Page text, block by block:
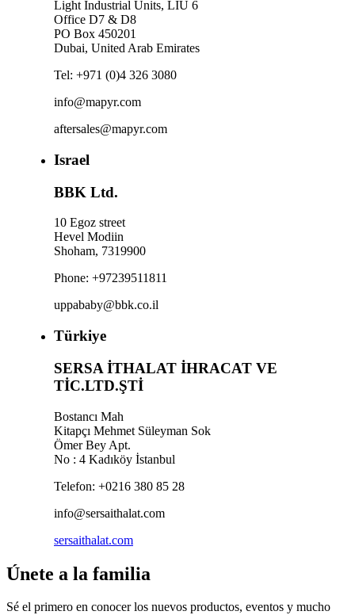
Light Industrial Units, LIU 6
Office D7 & D8
PO Box 450201
Dubai, United Arab Emirates
Tel: +971 (0)4 326 3080
info@mapyr.com
aftersales@mapyr.com
Israel
BBK Ltd.
10 Egoz street
Hevel Modiin
Shoham, 7319900
Phone: +97239511811
uppababy@bbk.co.il
Türkiye
SERSA İTHALAT İHRACAT VE
TİC.LTD.ŞTİ
Bostancı Mah
Kitapçı Mehmet Süleyman Sok
Ömer Bey Apt.
No : 4 Kadıköy İstanbul
Telefon: +0216 380 85 28
info@sersaithalat.com
sersaithalat.com
Únete a la familia
Sé el primero en conocer los nuevos productos, eventos y mucho